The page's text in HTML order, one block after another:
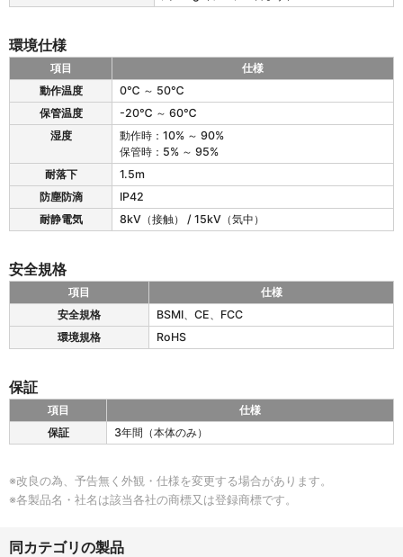
筐
仕
環境仕様
2
環
境
項目
仕様
動作温度
0℃ ～ 50℃
保管温度
-20℃ ～ 60℃
湿度
動作時：10% ～ 90%
保管時：5% ～ 95%
耐落下
1.5m
防塵防滴
IP42
耐静電気
8kV（接触） / 15kV（気中）
安全規格
2
安
規
項目
仕様
安全規格
BSMI、CE、FCC
環境規格
RoHS
保証
2
4
保
項目
仕様
保証
3年間（本体のみ）
※改良の為、予告無く外観・仕様を変更する場合があります。
※各製品名・社名は該当各社の商標又は登録商標です。
同カテゴリの製品